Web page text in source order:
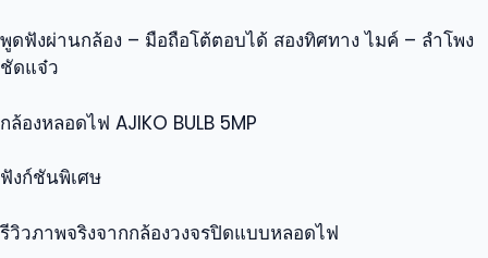
พูดฟังผ่านกล้อง – มือถือโต้ตอบได้ สองทิศทาง ไมค์ – ลำโพง
ชัดแจ๋ว
กล้องหลอดไฟ AJIKO BULB 5MP
ฟังก์ชันพิเศษ
รีวิวภาพจริงจากกล้องวงจรปิดแบบหลอดไฟ